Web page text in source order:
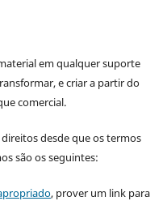
em qualquer suporte
e criar a partir do
comercial.
desde que os termos
são os seguintes:
, prover um link para